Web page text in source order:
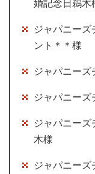
婚記念日鵜木
ジャパニー
ント＊＊様
ジャパニー
ジャパニー
ジャパニー
木様
ジャパニー